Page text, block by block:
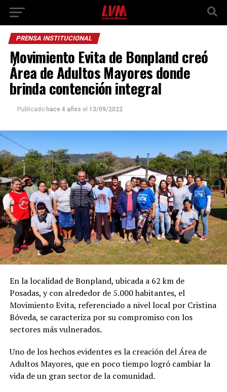
PRENSA INSTITUCIONAL
Movimiento Evita de Bonpland creó
Área de Adultos Mayores donde
brinda contención integral
Publicado hace 4 años el 13/09/2022
En la localidad de Bonpland, ubicada a 62 km de
Posadas, y con alrededor de 5.000 habitantes, el
Movimiento Evita, referenciado a nivel local por Cristina
Bóveda, se caracteriza por su compromiso con los
sectores más vulnerados.
Uno de los hechos evidentes es la creación del Área de
Adultos Mayores, que en poco tiempo logró cambiar la
vida de un gran sector de la comunidad.